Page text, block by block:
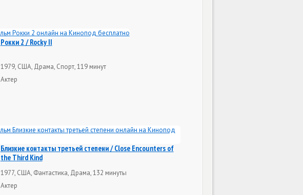
Рокки 2 / Rocky II
1979, США, Драма, Спорт, 119 минут
Актер
Близкие контакты третьей степени / Close Encounters of
the Third Kind
1977, США, Фантастика, Драма, 132 минуты
Актер